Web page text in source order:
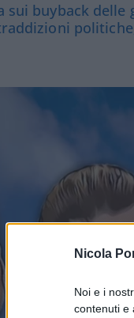
Nicola
Noi e i
contenuti e
sui buyback